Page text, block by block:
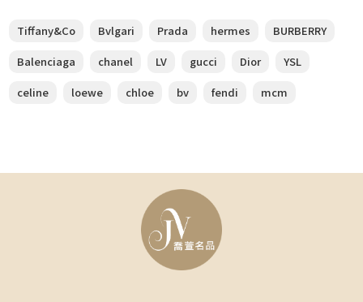
Tiffany&Co Bvlgari Prada hermes
BURBERRY
Balenciaga
chanel LV gucci Dior
YSL
celine
loewe chloe bv fendi mcm